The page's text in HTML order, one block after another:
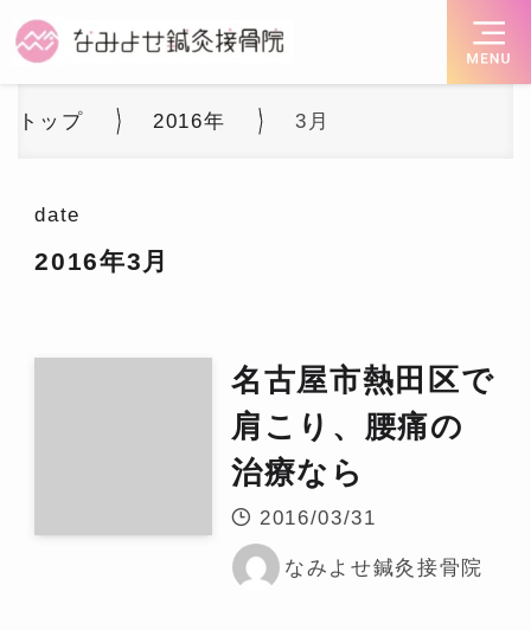
トップ 2016年 3月
date
2016年3月
名古屋市熱田区で
肩こり、腰痛の
治療なら
2016/03/31
なみよせ鍼灸接骨院